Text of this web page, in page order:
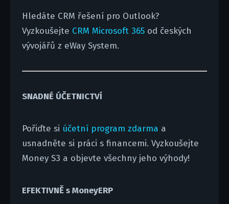
Hledáte CRM řešení pro Outlook?
Vyzkoušejte CRM Microsoft 365od českých
vývojářů z eWay System.
SNADNÉ ÚČETNICTVÍ
Pořiďte si účetní program zdarma a
usnadněte si práci s financemi. Vyzkoušejte
Money S3 a objevte všechny jeho výhody!
EFEKTIVNĚ s MoneyERP